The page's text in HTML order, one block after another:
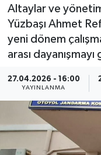
Altaylar ve
Yüzbaşı Ahmet
yeni dönem
arası
27.04.2026 - 16:00
YAYINLANMA
Eğitim
Kültür Sanat
Tüm Manşetler
Son Dakika